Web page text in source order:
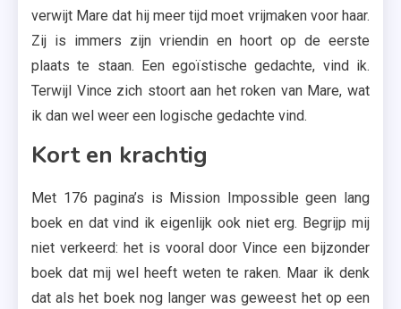
verwijt Mare dat hij meer tijd moet vrijmaken voor haar.
Zij is immers zijn vriendin en hoort op de eerste
plaats te staan. Een egoïstische gedachte, vind ik.
Terwijl Vince zich stoort aan het roken van Mare, wat
ik dan wel weer een logische gedachte vind.
Kort en krachtig
Met 176 pagina’s is Mission Impossible geen lang
boek en dat vind ik eigenlijk ook niet erg. Begrijp mij
niet verkeerd: het is vooral door Vince een bijzonder
boek dat mij wel heeft weten te raken. Maar ik denk
dat als het boek nog langer was geweest het op een